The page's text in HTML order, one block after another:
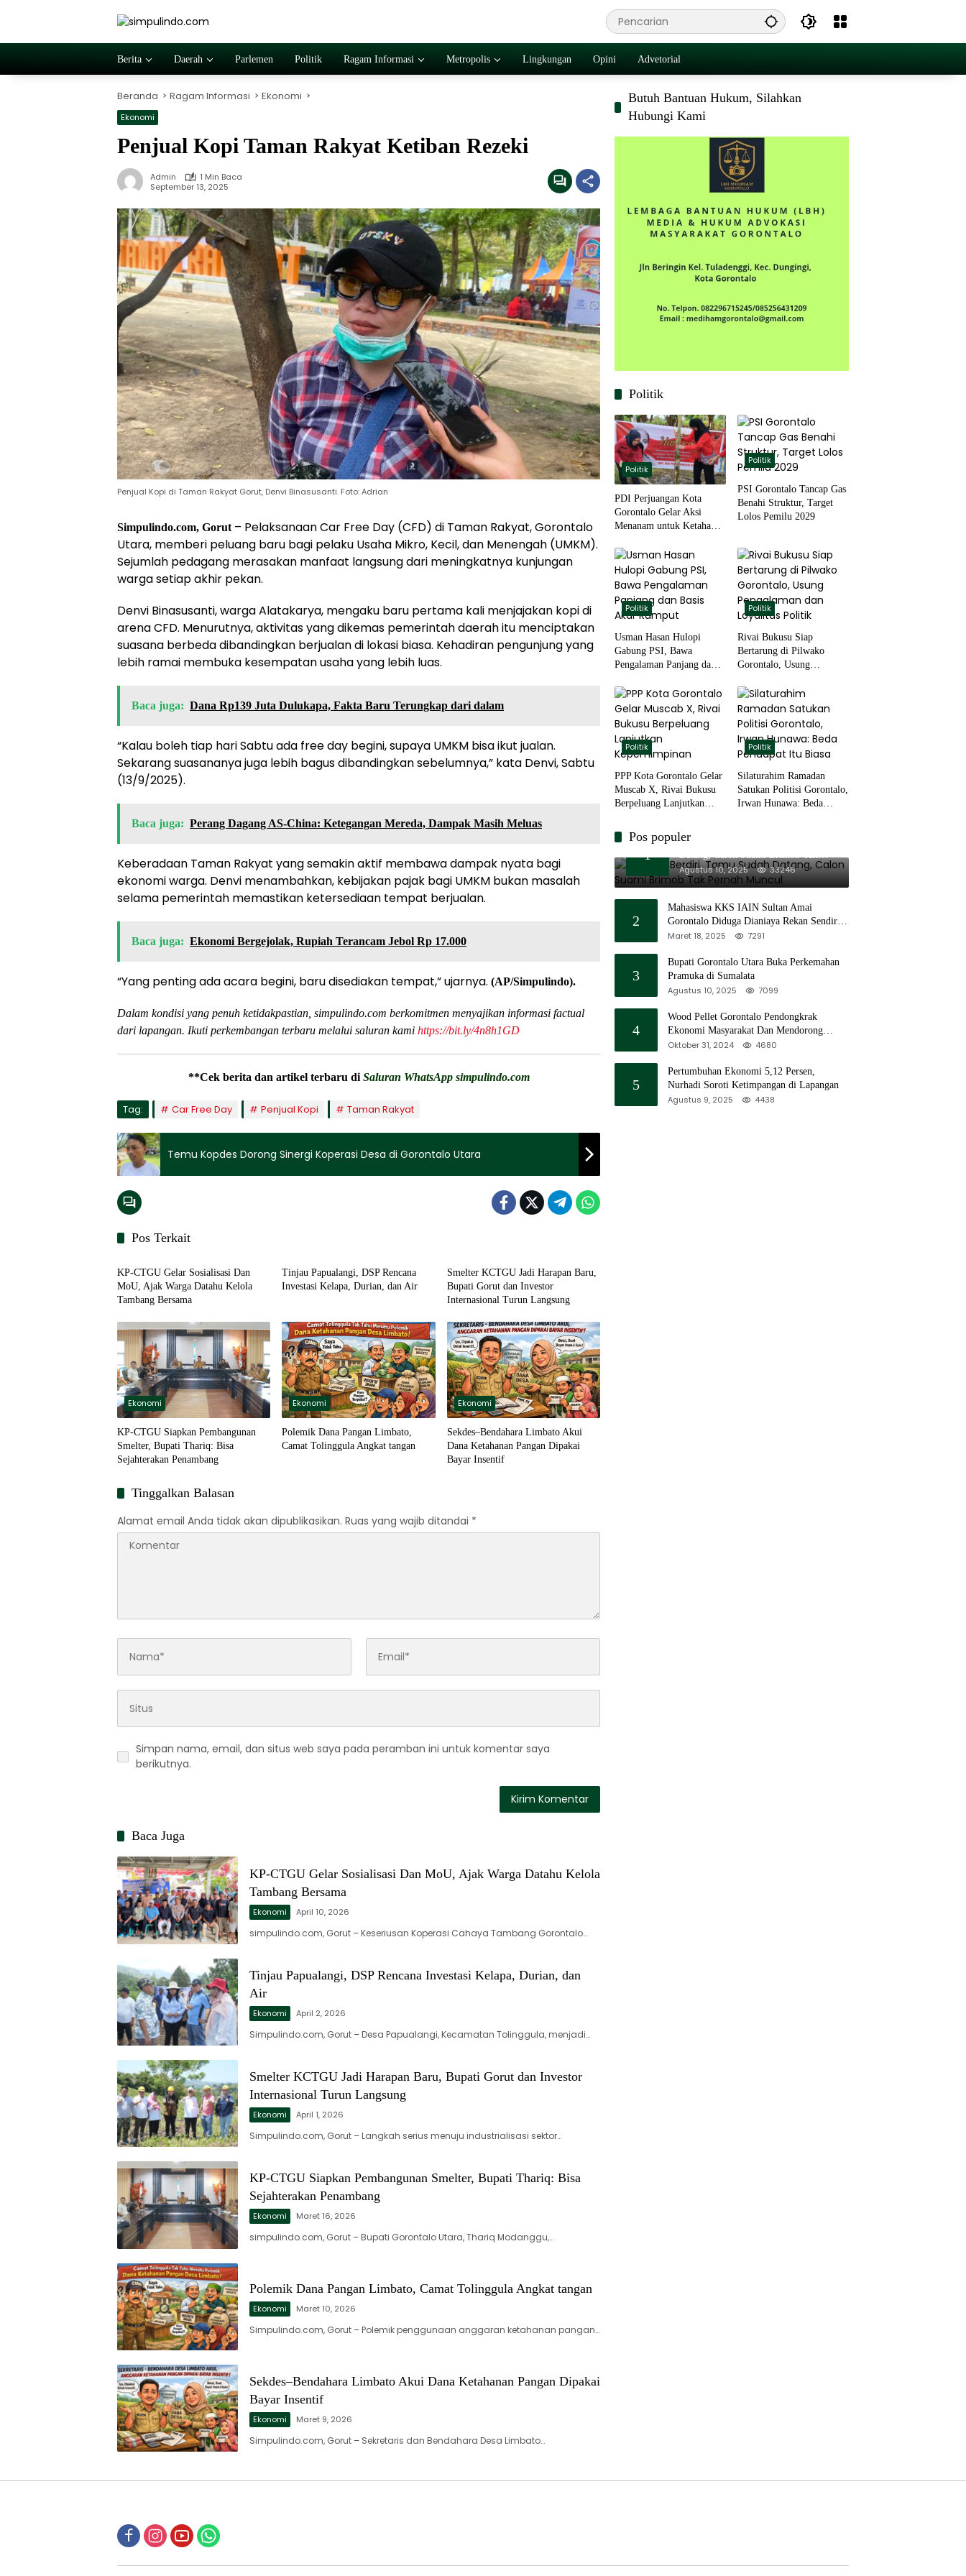
Berita Daerah Parlemen Politik Ragam Informasi Metropolis Lingkungan Opini Advetorial
Beranda Ragam Informasi Ekonomi
Ekonomi
Penjual Kopi Taman Rakyat Ketiban Rezeki
Admin
1 Min Baca
September 13, 2025
Penjual Kopi di Taman Rakyat Gorut, Denvi Binasusanti. Foto: Adrian
Simpulindo.com, Gorut– Pelaksanaan Car Free Day (CFD) di Taman Rakyat, Gorontalo
Utara, memberi peluang baru bagi pelaku Usaha Mikro, Kecil, dan Menengah (UMKM).
Sejumlah pedagang merasakan manfaat langsung dari meningkatnya kunjungan
warga setiap akhir pekan.
Denvi Binasusanti, warga Alatakarya, mengaku baru pertama kali menjajakan kopi di
arena CFD. Menurutnya, aktivitas yang dikemas pemerintah daerah itu menciptakan
suasana berbeda dibandingkan berjualan di lokasi biasa. Kehadiran pengunjung yang
lebih ramai membuka kesempatan usaha yang lebih luas.
Baca juga: Dana Rp139 Juta Dulukapa, Fakta Baru Terungkap dari dalam
“Kalau boleh tiap hari Sabtu ada free day begini, supaya UMKM bisa ikut jualan.
Sekarang suasananya juga lebih bagus dibandingkan sebelumnya,” kata Denvi, Sabtu
(13/9/2025).
Baca juga: Perang Dagang AS-China: Ketegangan Mereda, Dampak Masih Meluas
Keberadaan Taman Rakyat yang semakin aktif membawa dampak nyata bagi
ekonomi warga. Denvi menambahkan, kebijakan pajak bagi UMKM bukan masalah
selama pemerintah memastikan ketersediaan tempat berjualan.
Baca juga: Ekonomi Bergejolak, Rupiah Terancam Jebol Rp 17.000
“Yang penting ada acara begini, baru disediakan tempat,” ujarnya. (AP/Simpulindo).
Dalam kondisi yang penuh ketidakpastian, simpulindo.com berkomitmen menyajikan informasi factual
dari lapangan. Ikuti perkembangan terbaru melalui saluran kami https://bit.ly/4n8h1GD
**Cek berita dan artikel terbaru di Saluran WhatsApp simpulindo.com
Tag: Car Free Day Penjual Kopi Taman Rakyat
Temu Kopdes Dorong Sinergi Koperasi Desa di Gorontalo Utara
Pos Terkait
Ekonomi
KP-CTGU Gelar Sosialisasi Dan
MoU, Ajak Warga Datahu Kelola
Tambang Bersama
Tinjau Papualangi, DSP Rencana
Investasi Kelapa, Durian, dan Air
Smelter KCTGU Jadi Harapan Baru,
Bupati Gorut dan Investor
Internasional Turun Langsung
Ekonomi
KP-CTGU Siapkan Pembangunan
Smelter, Bupati Thariq: Bisa
Sejahterakan Penambang
Ekonomi
Polemik Dana Pangan Limbato,
Camat Tolinggula Angkat tangan
Ekonomi
Sekdes–Bendahara Limbato Akui
Dana Ketahanan Pangan Dipakai
Bayar Insentif
Tinggalkan Balasan
Alamat email Anda tidak akan dipublikasikan. Ruas yang wajib ditandai *
Simpan nama, email, dan situs web saya pada peramban ini untuk komentar saya
berikutnya.
Baca Juga
KP-CTGU Gelar Sosialisasi Dan MoU, Ajak Warga Datahu Kelola
Tambang Bersama
Ekonomi April 10, 2026
simpulindo.com, Gorut – Keseriusan Koperasi Cahaya Tambang Gorontalo…
Tinjau Papualangi, DSP Rencana Investasi Kelapa, Durian, dan
Air
Ekonomi April 2, 2026
Simpulindo.com, Gorut – Desa Papualangi, Kecamatan Tolinggula, menjadi…
Smelter KCTGU Jadi Harapan Baru, Bupati Gorut dan Investor
Internasional Turun Langsung
Ekonomi April 1, 2026
Simpulindo.com, Gorut – Langkah serius menuju industrialisasi sektor…
KP-CTGU Siapkan Pembangunan Smelter, Bupati Thariq: Bisa
Sejahterakan Penambang
Ekonomi Maret 16, 2026
simpulindo.com, Gorut – Bupati Gorontalo Utara, Thariq Modanggu,…
Polemik Dana Pangan Limbato, Camat Tolinggula Angkat tangan
Ekonomi Maret 10, 2026
Simpulindo.com, Gorut – Polemik penggunaan anggaran ketahanan pangan…
Sekdes–Bendahara Limbato Akui Dana Ketahanan Pangan Dipakai
Bayar Insentif
Ekonomi Maret 9, 2026
Simpulindo.com, Gorut – Sekretaris dan Bendahara Desa Limbato…
Butuh Bantuan Hukum, Silahkan
Hubungi Kami
Politik
Politik
PDI Perjuangan Kota
Gorontalo Gelar Aksi
Menanam untuk Ketahanan
Politik
PSI Gorontalo Tancap Gas
Benahi Struktur, Target
Lolos Pemilu 2029
Politik
Usman Hasan Hulopi
Gabung PSI, Bawa
Pengalaman Panjang dan
Politik
Rivai Bukusu Siap
Bertarung di Pilwako
Gorontalo, Usung
Politik
Politik
PPP Kota Gorontalo Gelar
Muscab X, Rivai Bukusu
Berpeluang Lanjutkan
Politik
Silaturahim Ramadan
Satukan Politisi Gorontalo,
Irwan Hunawa: Beda
Pos populer
1
11 Tenda Berdiri, Tamu Sudah
Datang, Calon Suami Brimob Tak
Pernah Muncul
Agustus 10, 2025 33246
2
Mahasiswa KKS IAIN Sultan Amai
Gorontalo Diduga Dianiaya Rekan Sendiri
di Popayato Barat
Maret 18, 2025 7291
3
Bupati Gorontalo Utara Buka Perkemahan
Pramuka di Sumalata
Agustus 10, 2025 7099
4
Wood Pellet Gorontalo Pendongkrak
Ekonomi Masyarakat Dan Mendorong
Peningkatan PAD Gorontalo
Oktober 31, 2024 4680
5
Pertumbuhan Ekonomi 5,12 Persen,
Nurhadi Soroti Ketimpangan di Lapangan
Agustus 9, 2025 4438